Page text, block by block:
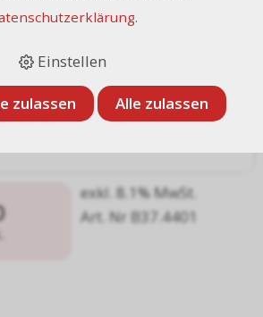
exkl. 8.1% MwSt.
Art. Nr B37.4401
.
Einstellen
zulassen Alle zulassen